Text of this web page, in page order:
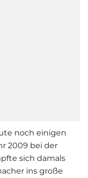
noch einigen
2009 bei der
sich damals
ins große